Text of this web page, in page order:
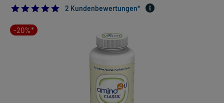
5.0
2 Kundenbewertungen*
-20%*